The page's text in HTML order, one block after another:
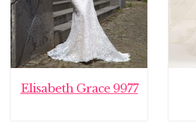
Elisabeth Grace 9977